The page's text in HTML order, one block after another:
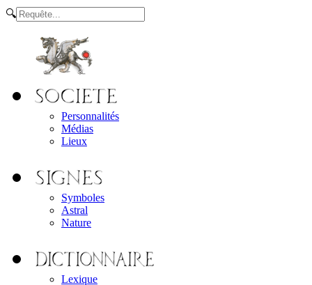
🔍
Personnalités
Médias
Lieux
Symboles
Astral
Nature
Lexique